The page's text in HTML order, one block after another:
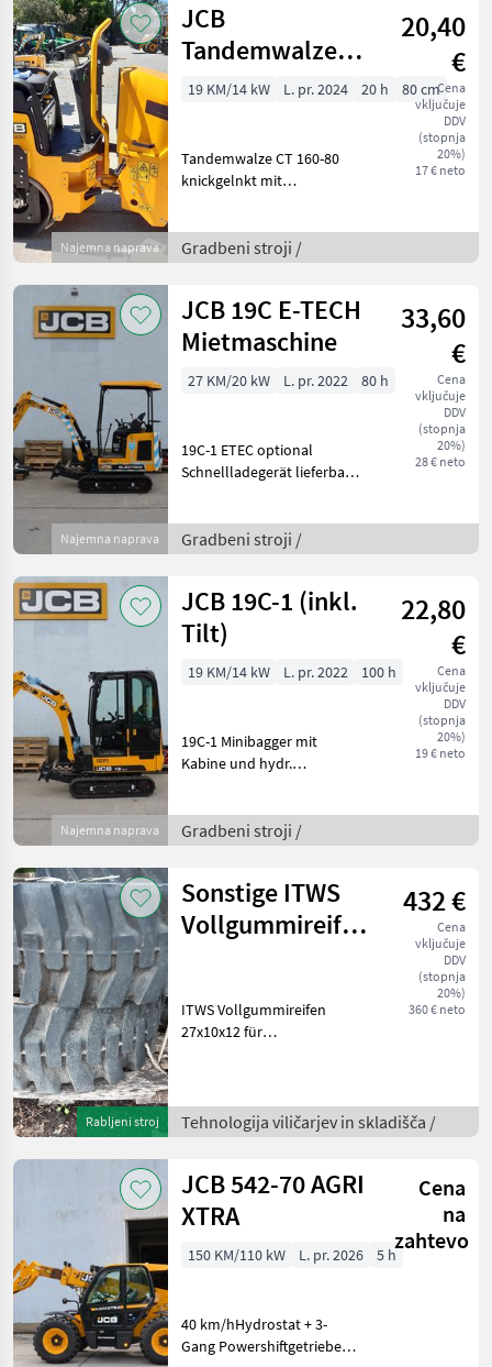
Manuelle Le
Najemna naprava
JCB
Tandemwalze
CT160-80
20,40
€
Cena
vključuje
DDV
(stopnja
20%)
17 € neto
19 KM/14 kW L. pr. 2024 20 h 80 cm
Tandemwalze CT 160-80
knickgelnkt mit
Bandagenbreite: 800 mm;
Motor: Kubota D1005-E4B-
Hz/ 66 Hz, Ampli
Gradbeni stroji /
Najemna naprava
JCB 19C E-TECH
Mietmaschine
33,60
€
Cena
vključuje
DDV
(stopnja
20%)
28 € neto
27 KM/20 kW L. pr. 2022 80 h
19C-1 ETEC optional
Schnellladegerät lieferbar
Verstellbarer Unterwagen,
Axialkolbenpumpe,
Gradbeni stroji /
Najemna naprava
JCB 19C-1 (inkl.
Tilt)
22,80
€
Cena
vključuje
DDV
(stopnja
20%)
19 € neto
19 KM/14 kW L. pr. 2022 100 h
19C-1 Minibagger mit
Kabine und hydr.
Dieselmotor(EU Stufe V), 11,
7 kW (15, 9 PS),
Elektroproportionale
Gradbeni stroji /
Rabljeni stroj
Sonstige ITWS
Vollgummireifen
432 €
Cena
vključuje
DDV
(stopnja
20%)
360 € neto
ITWS Vollgummireifen
27x10x12 für
Direktabholung möglich.
Tehnologija viličarjev in
Tehnologija viličarjev in skladišča /
JCB 542-70 AGRI
XTRA
Cena
na
zahtevo
150 KM/110 kW L. pr. 2026 5 h
40 km/hHydrostat + 3-
Gang Powershiftgetriebe